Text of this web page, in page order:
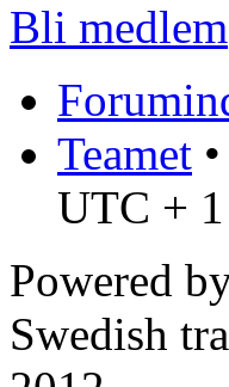
Bli medlem
Teamet •
UTC +
Powered
Swedish